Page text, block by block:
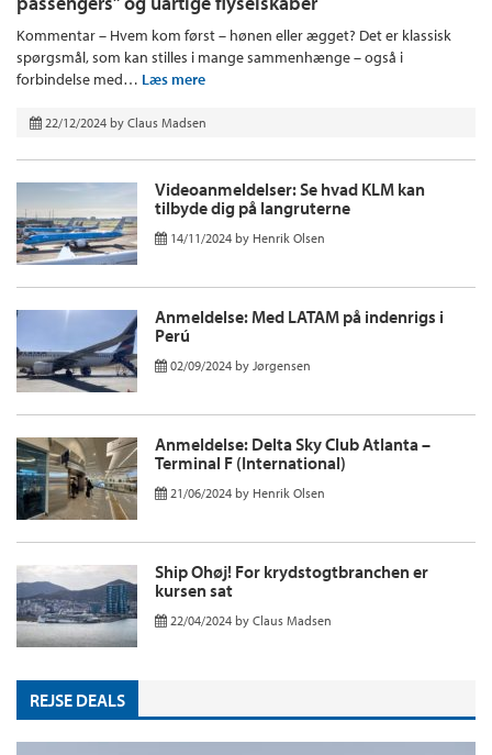
Kommentar – Hvem kom først – hønen eller ægget? Det er klassisk
spørgsmål, som kan stilles i mange sammenhænge – også i
forbindelse med… Læs mere
22/12/2024 by Claus Madsen
Videoanmeldelser: Se hvad KLM kan
tilbyde dig på langruterne
14/11/2024 by Henrik Olsen
Anmeldelse: Med LATAM på indenrigs i
Perú
02/09/2024 by Jørgensen
Anmeldelse: Delta Sky Club Atlanta –
Terminal F (International)
21/06/2024 by Henrik Olsen
Ship Ohøj! For krydstogtbranchen er
kursen sat
22/04/2024 by Claus Madsen
REJSE DEALS